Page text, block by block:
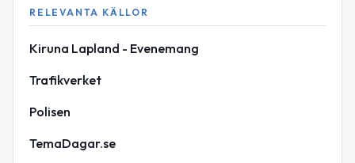
RELEVANTA KÄLLOR
Kiruna Lapland - Evenemang
Trafikverket
Polisen
TemaDagar.se